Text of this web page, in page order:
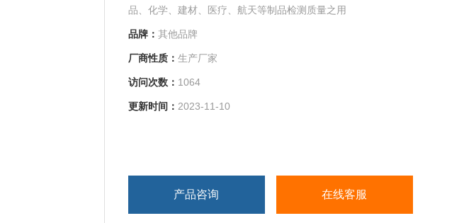
品、化学、建材、医疗、航天等制品检测质量之用
品牌： 其他品牌
厂商性质： 生产厂家
访问次数： 1064
更新时间： 2023-11-10
产品咨询 在线客服